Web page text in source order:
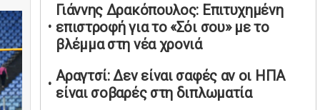
αλκοόλ σε 88.000 σημεία
02/05/2026 | 06:26
Καύσιμα αεροσκαφών: Διαβεβαιώσεις
ΕΕ για επάρκεια παρά τη γεωπολιτική
ένταση
01/05/2026 | 19:54
Γιάννης Δρακόπουλος: Επιτυχημένη
επιστροφή για το «Σόι σου» με το
βλέμμα στη νέα χρονιά
Αραγτσί: Δεν είναι σαφές αν οι ΗΠΑ
είναι σοβαρές στη διπλωματία